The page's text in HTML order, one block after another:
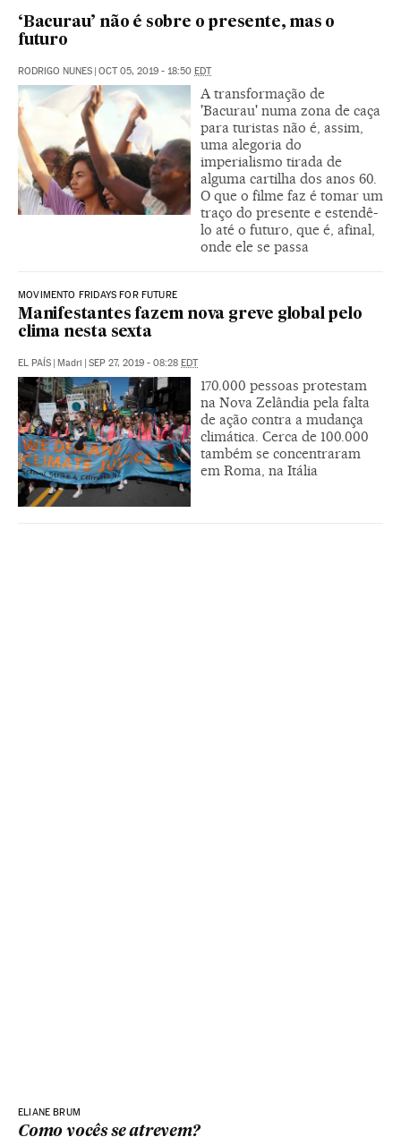
‘Bacurau’ não é sobre o presente, mas o
futuro
RODRIGO NUNES | OCT 05, 2019 - 18:50 EDT
A transformação de
'Bacurau' numa zona de caça
para turistas não é, assim,
uma alegoria do
imperialismo tirada de
alguma cartilha dos anos 60.
O que o filme faz é tomar um
traço do presente e estendê-
lo até o futuro, que é, afinal,
onde ele se passa
MOVIMENTO FRIDAYS FOR FUTURE
Manifestantes fazem nova greve global pelo
clima nesta sexta
EL PAÍS | Madri | SEP 27, 2019 - 08:28 EDT
170.000 pessoas protestam
na Nova Zelândia pela falta
de ação contra a mudança
climática. Cerca de 100.000
também se concentraram
em Roma, na Itália
ELIANE BRUM
Como vocês se atrevem?